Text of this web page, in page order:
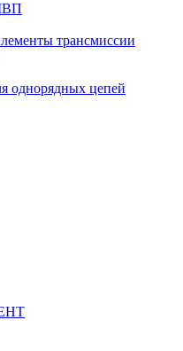
трансмиссии
однорядных цепей